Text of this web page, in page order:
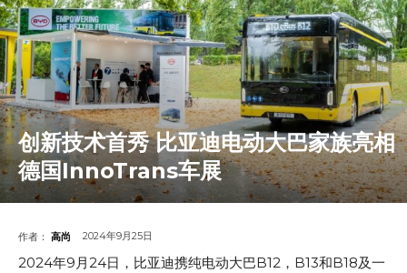
创新技术首秀 比亚迪电动大巴家族亮相
德国InnoTrans车展
作者： 高尚 2024年9月25日
2024年9月24日，比亚迪携纯电动大巴B12，B13和B18及一